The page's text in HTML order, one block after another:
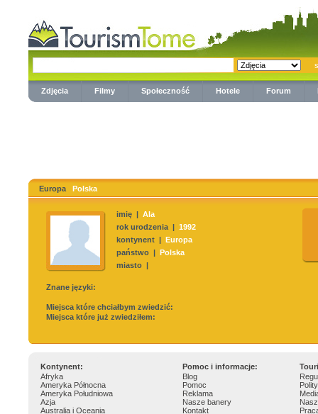
Zdjęcia Filmy Społeczność Hotele Forum
Europa Polska
imię | Ala
rok urodzenia | 1992
kontynent | Europa
państwo | Polska
miasto |
Znane języki:
Miejsca które chciałbym zwiedzić:
Miejsca które już zwiedziłem:
Kontynent: Pomoc i informacje:
Afryka
Ameryka Północna
Ameryka Południowa
Azja
Australia i Oceania
Blog
Pomoc
Reklama
Nasze banery
Kontakt